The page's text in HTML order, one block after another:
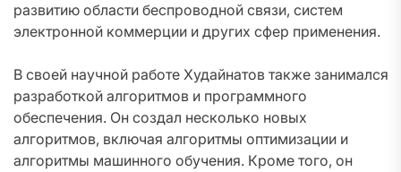
развитию области беспроводной связи, систем
электронной коммерции и других сфер применения.
В своей научной работе Худайнатов также занимался
разработкой алгоритмов и программного
обеспечения. Он создал несколько новых
алгоритмов, включая алгоритмы оптимизации и
алгоритмы машинного обучения. Кроме того, он